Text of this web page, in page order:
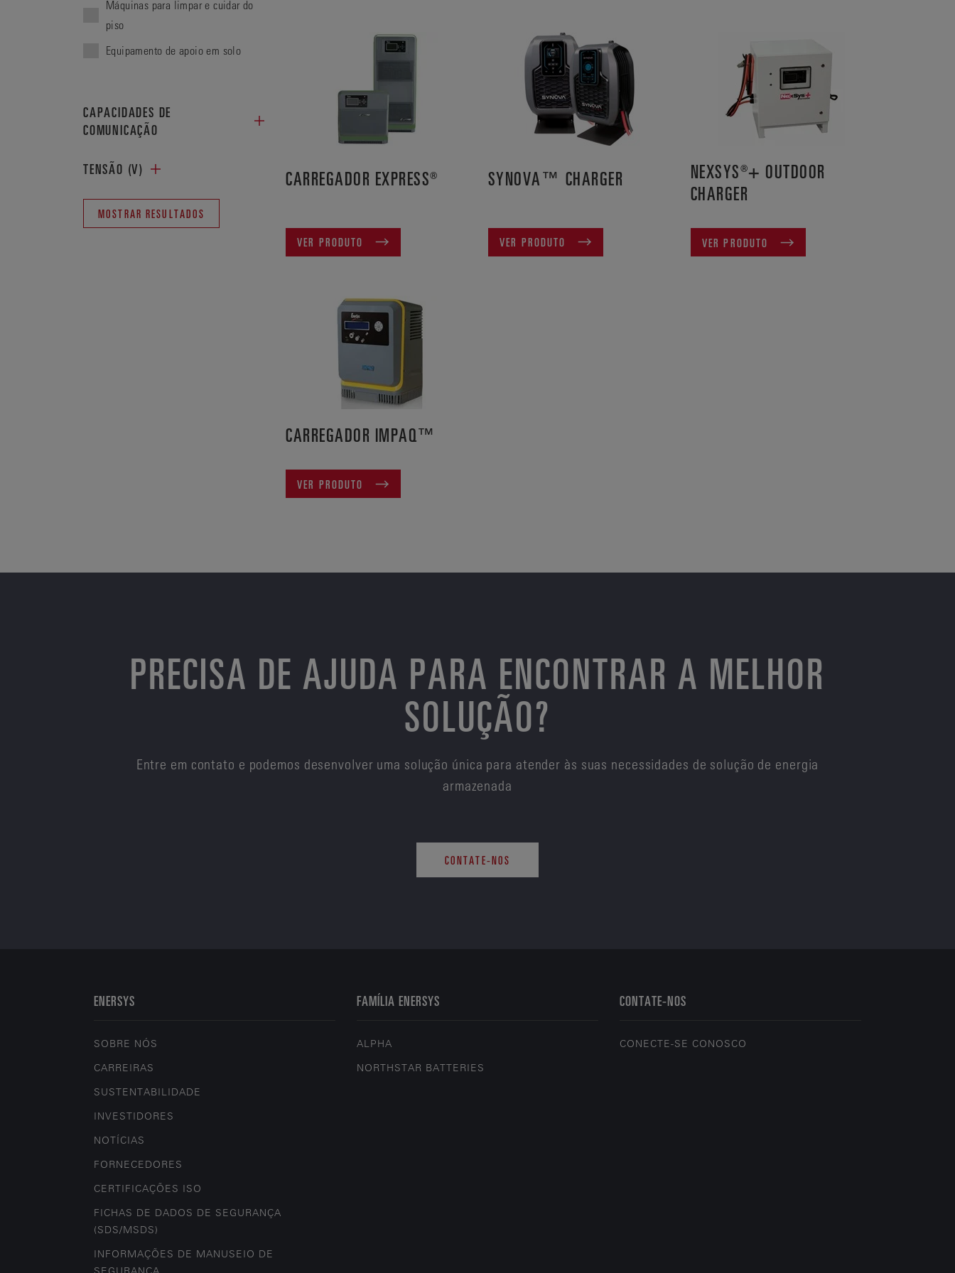
Máquinas para limpar e cuidar do
piso
Equipamento de apoio em solo
CAPACIDADES DE
COMUNICAÇÃO
TENSÃO (V)
MOSTRAR RESULTADOS
CARREGADOR EXPRESS®
VER PRODUTO
SYNOVA™ CHARGER
VER PRODUTO
NEXSYS®+ OUTDOOR
CHARGER
VER PRODUTO
CARREGADOR IMPAQ™
VER PRODUTO
PRECISA DE AJUDA PARA ENCONTRAR A MELHOR
SOLUÇÃO?
Entre em contato e podemos desenvolver uma solução única para atender às suas necessidades de solução de energia
armazenada
CONTATE-NOS
ENERSYS
SOBRE NÓS
CARREIRAS
SUSTENTABILIDADE
INVESTIDORES
NOTÍCIAS
FORNECEDORES
CERTIFICAÇÕES ISO
FICHAS DE DADOS DE SEGURANÇA
(SDS/MSDS)
INFORMAÇÕES DE MANUSEIO DE
FAMÍLIA ENERSYS
ALPHA
NORTHSTAR BATTERIES
CONTATE-NOS
CONECTE-SE CONOSCO